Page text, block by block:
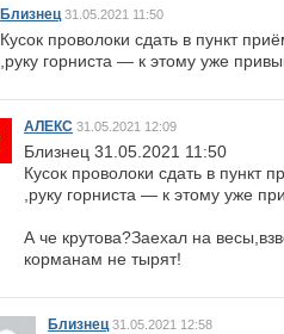
Близнец 31.05.2021 11:50
Кусок проволоки сдать в пункт
,руку горниста — к этому уже
АЛЕКС 31.05.2021 12:09
Близнец 31.05.2021 11:50
Кусок проволоки сдать в пункт
,руку горниста — к этому уже
А че крутова?Заехал на
корманам не тырят!
Близнец 31.05.2021 12:58